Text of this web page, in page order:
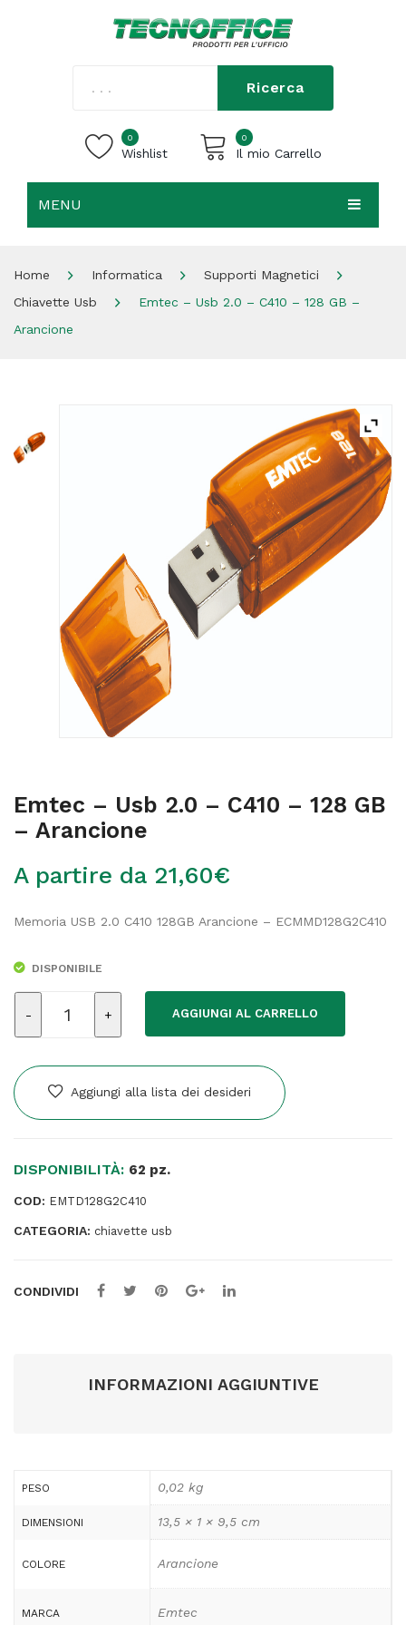
Ricerca
0
Wishlist
0
Il mio Carrello
MENU
SHOP
ACQUISTATI
Home Informatica
Supporti Magnetici
Chiavette Usb
Emtec – Usb 2.0 – C410 – 128 GB –
Arancione
Emtec – Usb 2.0 – C410 – 128 GB
– Arancione
A partire da 21,60€
Memoria USB 2.0 C410 128GB Arancione – ECMMD128G2C410
DISPONIBILE
2.0
GB
quantità
AGGIUNGI AL CARRELLO
Aggiungi alla lista dei desideri
DISPONIBILITÀ: 62 pz.
COD: EMTD128G2C410
CATEGORIA: chiavette usb
CONDIVIDI
INFORMAZIONI AGGIUNTIVE
PESO 0,02 kg
DIMENSIONI 13,5 × 1 × 9,5 cm
COLORE Arancione
MARCA Emtec